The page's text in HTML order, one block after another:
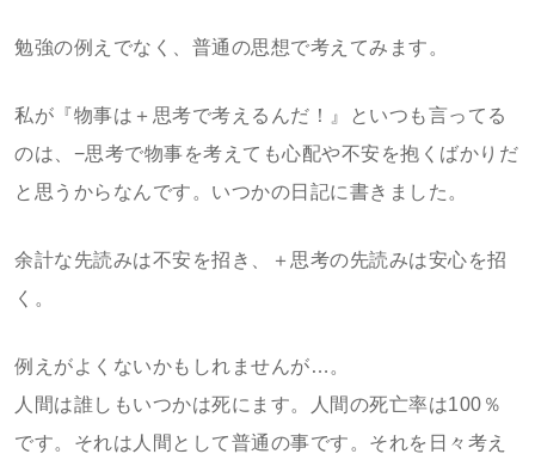
勉強の例えでなく、普通の思想で考えてみます。
私が『物事は＋思考で考えるんだ！』といつも言ってる
のは、−思考で物事を考えても心配や不安を抱くばかりだ
と思うからなんです。いつかの日記に書きました。
余計な先読みは不安を招き、＋思考の先読みは安心を招
く。
例えがよくないかもしれませんが…。
人間は誰しもいつかは死にます。人間の死亡率は100％
です。それは人間として普通の事です。それを日々考え